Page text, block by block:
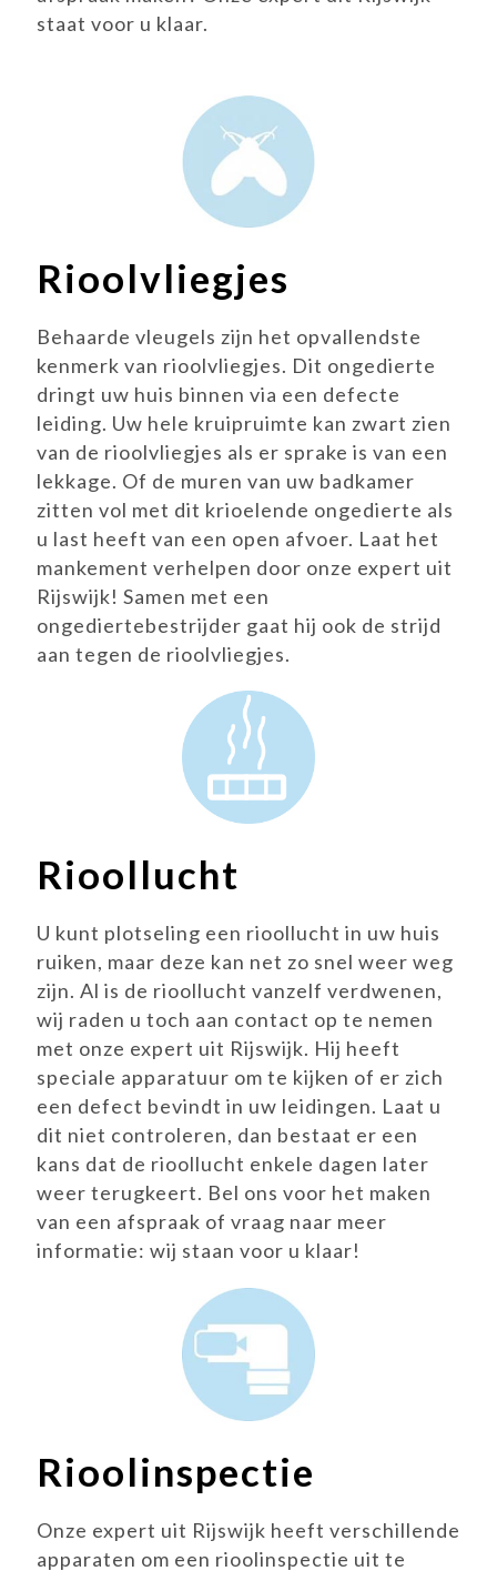
staat voor u klaar.
Rioolvliegjes
Behaarde vleugels zijn het opvallendste
kenmerk van rioolvliegjes. Dit ongedierte
dringt uw huis binnen via een defecte
leiding. Uw hele kruipruimte kan zwart zien
van de rioolvliegjes als er sprake is van een
lekkage. Of de muren van uw badkamer
zitten vol met dit krioelende ongedierte als
u last heeft van een open afvoer. Laat het
mankement verhelpen door onze expert uit
Rijswijk! Samen met een
ongediertebestrijder gaat hij ook de strijd
aan tegen de rioolvliegjes.
Rioollucht
U kunt plotseling een rioollucht in uw huis
ruiken, maar deze kan net zo snel weer weg
zijn. Al is de rioollucht vanzelf verdwenen,
wij raden u toch aan contact op te nemen
met onze expert uit Rijswijk. Hij heeft
speciale apparatuur om te kijken of er zich
een defect bevindt in uw leidingen. Laat u
dit niet controleren, dan bestaat er een
kans dat de rioollucht enkele dagen later
weer terugkeert. Bel ons voor het maken
van een afspraak of vraag naar meer
informatie: wij staan voor u klaar!
Rioolinspectie
Onze expert uit Rijswijk heeft verschillende
apparaten om een rioolinspectie uit te